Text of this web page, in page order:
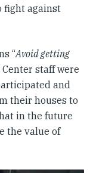
fight against
“Avoid getting
staff were
and
their houses to
in the future
the value of